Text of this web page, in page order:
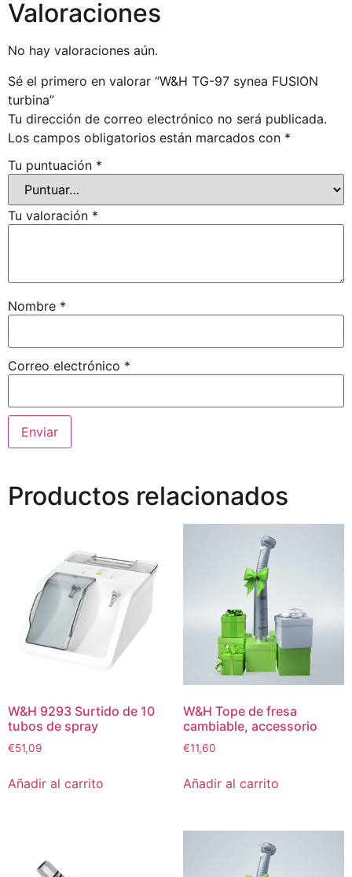
Valoraciones
No hay valoraciones aún.
Sé el primero en valorar “W&H TG-97 synea FUSION
turbina”
Tu dirección de correo electrónico no será publicada.
Los campos obligatorios están marcados con *
Tu puntuación *
Tu valoración *
Nombre *
Correo electrónico *
Productos relacionados
W&H 9293 Surtido de 10
tubos de spray
€51,09
Añadir al carrito
W&H Tope de fresa
cambiable, accessorio
€11,60
Añadir al carrito